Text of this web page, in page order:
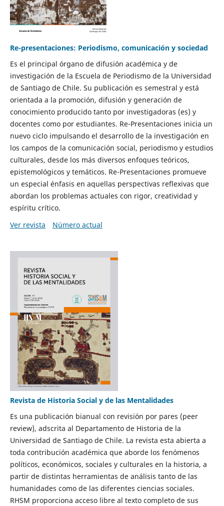
Re-presentaciones: Periodismo, comunicación y sociedad
Es el principal órgano de difusión académica y de
investigación de la Escuela de Periodismo de la Universidad
de Santiago de Chile. Su publicación es semestral y está
orientada a la promoción, difusión y generación de
conocimiento producido tanto por investigadoras (es) y
docentes como por estudiantes. Re-Presentaciones inicia un
nuevo ciclo impulsando el desarrollo de la investigación en
los campos de la comunicación social, periodismo y estudios
culturales, desde los más diversos enfoques teóricos,
epistemológicos y temáticos. Re-Presentaciones promueve
un especial énfasis en aquellas perspectivas reflexivas que
abordan los problemas actuales con rigor, creatividad y
espíritu crítico.
Ver revista
Número actual
Revista de Historia Social y de las Mentalidades
Es una publicación bianual con revisión por pares (peer
review), adscrita al Departamento de Historia de la
Universidad de Santiago de Chile. La revista esta abierta a
toda contribución académica que aborde los fenómenos
políticos, económicos, sociales y culturales en la historia, a
partir de distintas herramientas de análisis tanto de las
humanidades como de las diferentes ciencias sociales.
RHSM proporciona acceso libre al texto completo de sus